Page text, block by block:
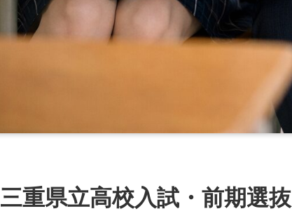
三重県立高校入試・前期選抜